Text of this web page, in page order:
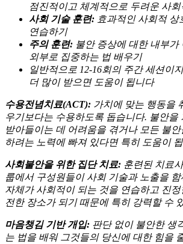
점진적이고 체계적으로 두려운 사
사회 기술 훈련: 효과적인 사회적
연습하기
주의 훈련: 불안 증상에 대한 내부가
외부로 집중하는 법 배우기
일반적으로 12-16회의 주간 세션이
더 많이 받으면 도움이 됩니다
수용전념치료(ACT): 가치에 맞는 행동을
우기보다는 수용하도록 돕습니다. 불안을
받아들이는 데 어려움을 겪거나 모든 불
하려는 노력에 빠져 있다면 특히 도움이
사회불안을 위한 집단 치료: 훈련된 치료
룹에서 구성원들이 사회 기술과 노출을
자체가 사회적이 되는 것을 연습하고 진
전한 장소가 되기 때문에 특히 강력할 수
마음챙김 기반 개입: 판단 없이 불안한 생
는 법을 배워 그것들의 당신에 대한 힘을